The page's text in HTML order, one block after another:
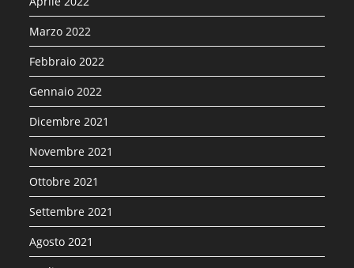
Marzo 2022
Febbraio 2022
Gennaio 2022
Dicembre 2021
Novembre 2021
Ottobre 2021
Settembre 2021
Agosto 2021